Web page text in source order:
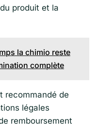
produit et la
la chimio reste
complète
recommandé de
légales
remboursement